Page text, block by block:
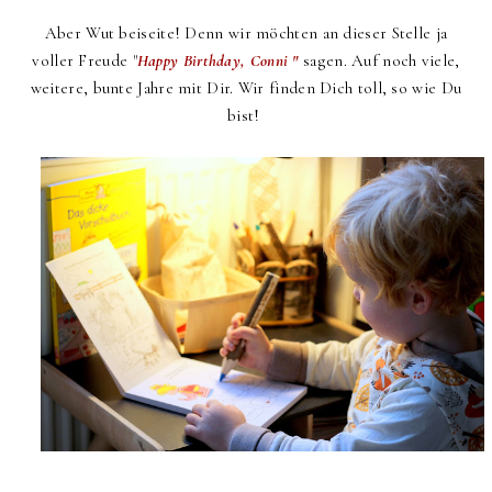
Aber Wut beiseite! Denn wir möchten an dieser Stelle ja
voller Freude "Happy Birthday, Conni "sagen. Auf noch viele,
weitere, bunte Jahre mit Dir. Wir finden Dich toll, so wie Du
bist!